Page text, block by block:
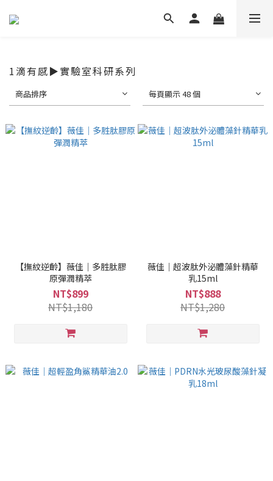
1滴有感▶實驗室科研系列
商品排序 每頁顯示 48 個
【撫紋逆齡】薇佳｜多胜肽膠
原彈潤精萃
NT$899
NT$1,180
薇佳｜超波肽外泌體藻針精華
乳15ml
NT$888
NT$1,280